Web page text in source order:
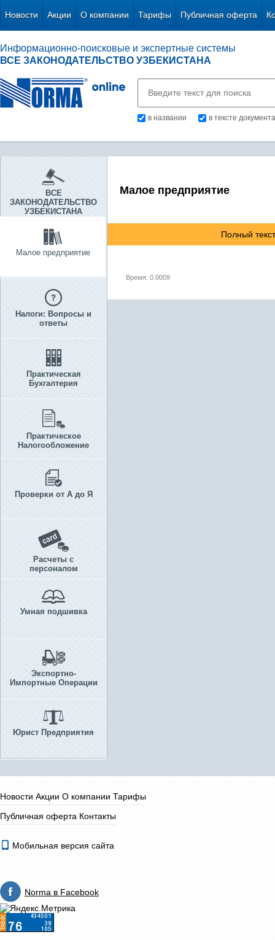
Новости Акции О компании Тарифы Публичная оферта
Информационно-поисковые и экспертные системы
ВСЕ ЗАКОНОДАТЕЛЬСТВО УЗБЕКИСТАНА
в названии в тексте документа
ВСЕ
ЗАКОНОДАТЕЛЬСТВО
УЗБЕКИСТАНА
Малое предприятие
Налоги: Вопросы и
ответы
Практическая
Бухгалтерия
Практическое
Налогообложение
Проверки от А до Я
Расчеты с
персоналом
Умная подшивка
Экспортно-
Импортные Операции
Юрист Предприятия
Малое предприятие
Полный
Время: 0.0009
Новости Акции О компании Тарифы
Публичная оферта Контакты
Мобильная версия сайта
Norma в Facebook